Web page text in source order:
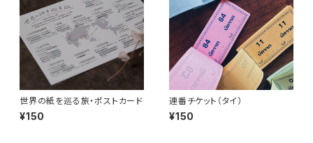
世界の紙を巡る旅・ポストカード
¥150
連番チケット（タイ）
¥150